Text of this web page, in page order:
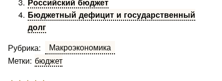
Бюджетный дефицит и государственный
долг
Рубрика:
Макроэкономика
Метки: бюджет